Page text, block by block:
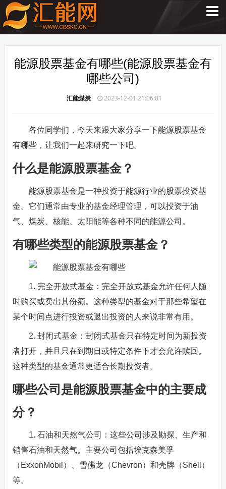
能源股票基金有哪些(能源股票基金有
哪些公司)
汇能煤炭 2023-12-01 21:06:01
各位同学们，今天来跟大家分享一下能源股票基金
有哪些，让我们一起来研究一下吧。
什么是能源股票基金？
能源股票基金是一种投资于能源行业的股票投资基
金。它们通常由专业的基金经理管理，可以投资于油
气、煤炭、核能、太阳能等各种不同的能源公司。
有哪些类型的能源股票基金？
1. 完全开放式基金：完全开放式基金允许任何人随
时购买或卖出其份额。这种类型的基金对于那些希望在
某个时间点进行投资或退出投资的人来说非常有用。
2. 封闭式基金：封闭式基金只在特定时间为新投资
者打开，并且只在到期日或特定条件下才会允许赎回。
这种类型的基金通常更适合长期投资者。
哪些公司是能源股票基金中的主要成
分？
1. 石油和天然气公司：这些公司涉及勘探、生产和
销售石油和天然气。主要公司包括埃克森美孚
（ExxonMobil）、雪佛龙（Chevron）和壳牌（Shell）
等。